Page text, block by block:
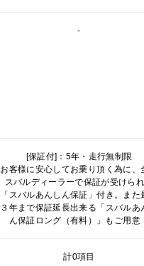
-
[保証付]：5年・走行無制限
お客様に安心してお乗り頂く為に、
スバルディーラーで保証が受けら
「スバルあんしん保証」付き。また
３年まで保証延長出来る「スバルあ
ん保証ロング（有料）」もご用意
計0項目